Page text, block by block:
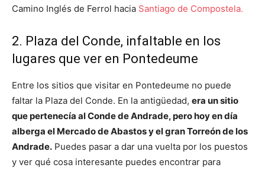
Camino Inglés de Ferrol hacia Santiago de Compostela.
2. Plaza del Conde, infaltable en los
lugares que ver en Pontedeume
Entre los sitios que visitar en Pontedeume no puede
faltar la Plaza del Conde. En la antigüedad, era un sitio
que pertenecía al Conde de Andrade, pero hoy en día
alberga el Mercado de Abastos y el gran Torreón de los
Andrade. Puedes pasar a dar una vuelta por los puestos
y ver qué cosa interesante puedes encontrar para